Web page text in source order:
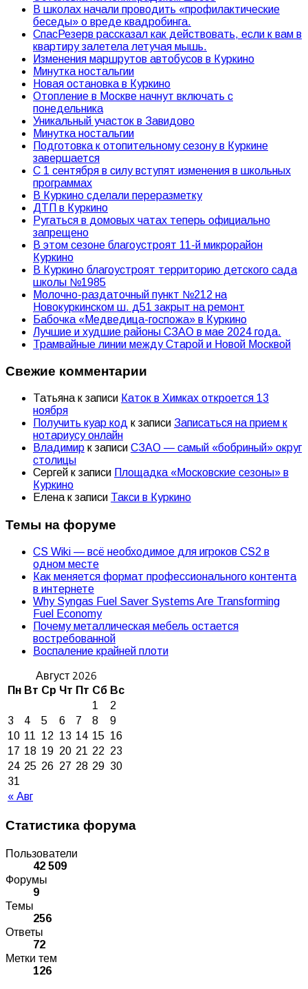
В школах начали проводить «профилактические
беседы» о вреде квадробинга.
СпасРезерв рассказал как действовать, если к вам в
квартиру залетела летучая мышь.
Изменения маршрутов автобусов в Куркино
Минутка ностальгии
Новая остановка в Куркино
Отопление в Москве начнут включать с
понедельника
Уникальный участок в Завидово
Минутка ностальгии
Подготовка к отопительному сезону в Куркине
завершается
С 1 сентября в силу вступят изменения в школьных
программах
В Куркино сделали переразметку
ДТП в Куркино
Ругаться в домовых чатах теперь официально
запрещено
В этом сезоне благоустроят 11-й микрорайон
Куркино
В Куркино благоустроят территорию детского сада
школы №1985
Молочно-раздаточный пункт №212 на
Новокуркинском ш. д51 закрыт на ремонт
Бабочка «Медведица-госпожа» в Куркино
Лучшие и худшие районы СЗАО в мае 2024 года.
Трамвайные линии между Старой и Новой Москвой
Свежие комментарии
Татьяна к записи Каток в Химках откроется 13
ноября
Получить куар код к записи Записаться на прием к
нотариусу онлайн
Владимир к записи СЗАО — самый «бобриный» округ
столицы
Сергей к записи Площадка «Московские сезоны» в
Куркино
Елена к записи Такси в Куркино
Темы на форуме
CS Wiki — всё необходимое для игроков CS2 в
одном месте
Как меняется формат профессионального контента
в интернете
Why Syngas Fuel Saver Systems Are Transforming
Fuel Economy
Почему металлическая мебель остается
востребованной
Воспаление крайней плоти
Август 2026
Пн Вт Ср Чт Пт Сб Вс
« Авг
1
2
3
4 5 6 7 8
9
10 11 12 13 14 15 16
17 18 19 20 21 22 23
24 25 26 27 28 29 30
31
Статистика форума
Пользователи
42 509
Форумы
9
Темы
256
Ответы
72
Метки тем
126